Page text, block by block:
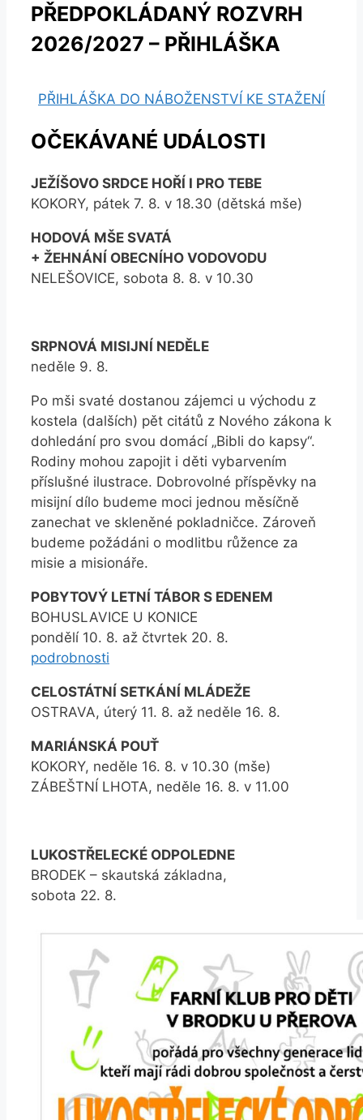
PŘEDPOKLÁDANÝ ROZVRH
2026/2027 – PŘIHLÁŠKA
PŘIHLÁŠKA DO NÁBOŽENSTVÍ KE STAŽENÍ
OČEKÁVANÉ UDÁLOSTI
JEŽÍŠOVO SRDCE HOŘÍ I PRO TEBE
KOKORY, pátek 7. 8. v 18.30 (dětská mše)
HODOVÁ MŠE SVATÁ
+ ŽEHNÁNÍ OBECNÍHO VODOVODU
NELEŠOVICE, sobota 8. 8. v 10.30
SRPNOVÁ MISIJNÍ NEDĚLE
neděle 9. 8.
Po mši svaté dostanou zájemci u východu z
kostela (dalších) pět citátů z Nového zákona k
dohledání pro svou domácí „Bibli do kapsy“.
Rodiny mohou zapojit i děti vybarvením
příslušné ilustrace. Dobrovolné příspěvky na
misijní dílo budeme moci jednou měsíčně
zanechat ve skleněné pokladničce. Zároveň
budeme požádáni o modlitbu růžence za
misie a misionáře.
POBYTOVÝ LETNÍ TÁBOR S EDENEM
BOHUSLAVICE U KONICE
pondělí 10. 8. až čtvrtek 20. 8.
podrobnosti
CELOSTÁTNÍ SETKÁNÍ MLÁDEŽE
OSTRAVA, úterý 11. 8. až neděle 16. 8.
MARIÁNSKÁ POUŤ
KOKORY, neděle 16. 8. v 10.30 (mše)
ZÁBEŠTNÍ LHOTA, neděle 16. 8. v 11.00
LUKOSTŘELECKÉ ODPOLEDNE
BRODEK – skautská základna,
sobota 22. 8.